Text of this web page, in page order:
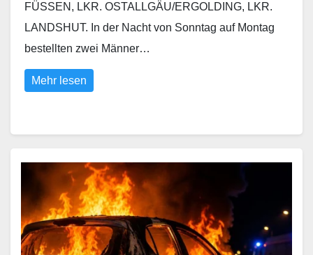
FÜSSEN, LKR. OSTALLGÄU/ERGOLDING, LKR.
LANDSHUT. In der Nacht von Sonntag auf Montag
bestellten zwei Männer…
Mehr lesen